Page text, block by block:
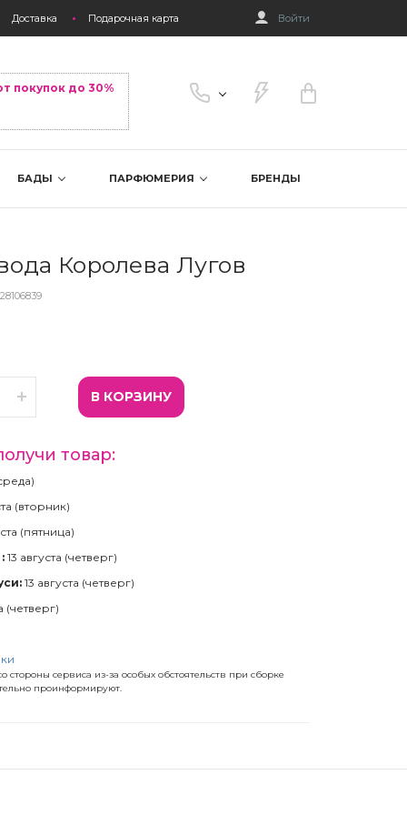
Доставка Подарочная карта Войти
покупок до 30%
БАДЫ ПАРФЮМЕРИЯ БРЕНДЫ
Королева Лугов
В КОРЗИНУ
товар:
(вторник)
(пятница)
13 августа (четверг)
13 августа (четверг)
(четверг)
сервиса из-за особых обстоятельств при сборке
проинформируют.